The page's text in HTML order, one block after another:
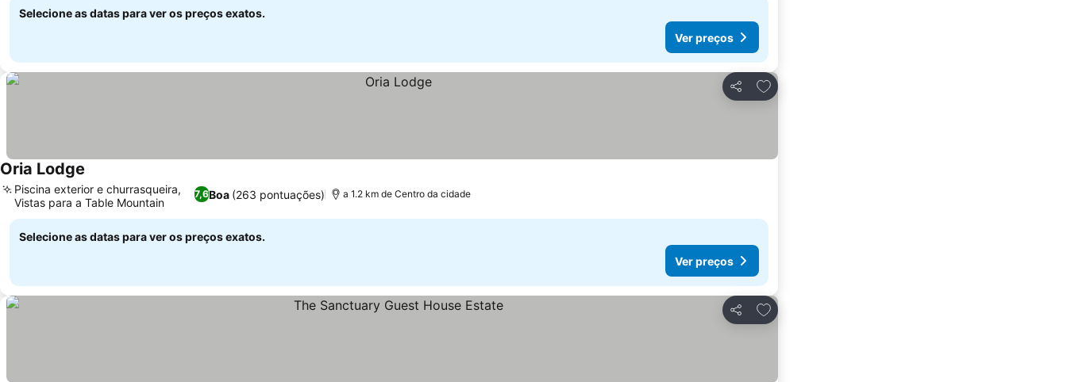
Selecione as datas para ver os preços exatos.
Ver preços
Partilhar
Adicionar aos favoritos
Oria Lodge
7,6Boa (263 pontuações)
Piscina exterior e churrasqueira,
Vistas para a Table Mountain
a 1.2 km de Centro da cidade
Selecione as datas para ver os preços exatos.
Ver preços
Partilhar
Adicionar aos favoritos